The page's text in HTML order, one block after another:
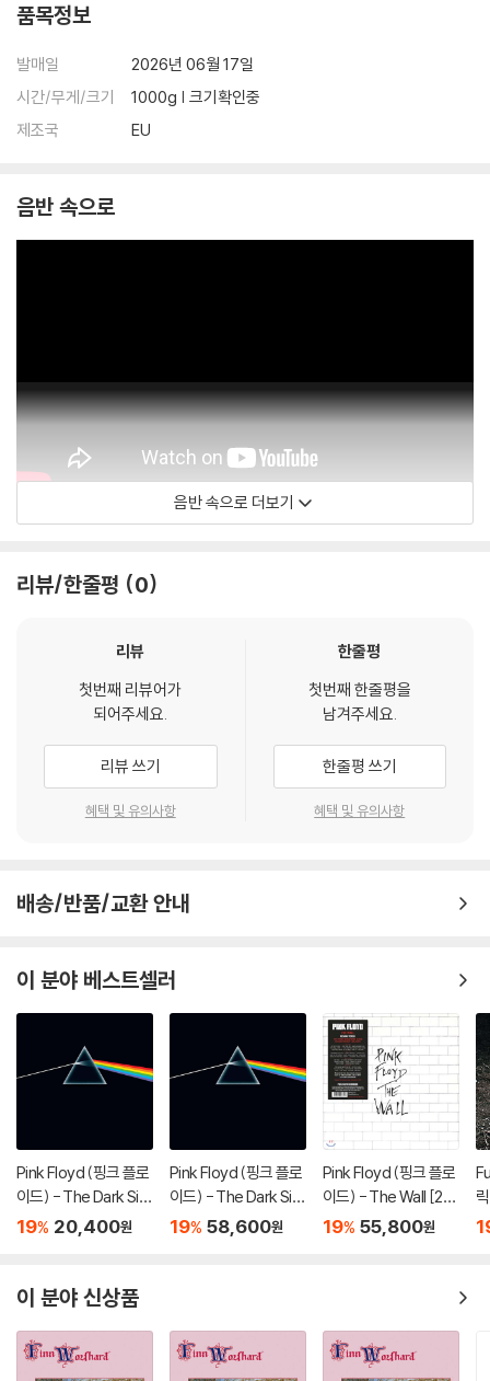
품목정보
발매일
2026년 06월 17일
시간/무게/크기
1000g | 크기확인중
제조국
EU
음반 속으로
음반 속으로 더보기
리뷰/한줄평 0
리뷰
첫번째 리뷰어가
되어주세요.
리뷰 쓰기
혜택 및 유의사항
한줄평
첫번째 한줄평을
남겨주세요.
한줄평 쓰기
혜택 및 유의사항
배송/반품/교환 안내
이 분야 베스트셀러
Pink Floyd (핑크 플로
이드) - The Dark Sid
e Of The Moon
19% 20,400원
Pink Floyd (핑크 플로
이드) - The Dark Sid
e Of The Moon [LP]
19% 58,600원
Pink Floyd (핑크 플로
이드) - The Wall [2L
P]
19% 55,800원
이 분야 신상품